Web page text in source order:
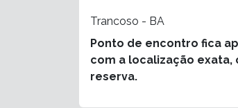
Trancoso - BA
Ponto de encontro fica
com a localização
reserva.